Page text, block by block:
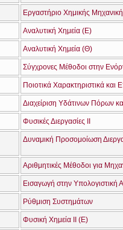
Εργαστήριο Χημικής
Αναλυτική Χημεία (Ε)
Αναλυτική Χημεία (Θ)
Σύγχρονες Μέθοδοι στην
Ποιοτικά Χαρακτηριστικά και
Διαχείριση Υδάτινων Πόρων
Φυσικές Διεργασίες ΙΙ
Δυναμική Προσομοίωση
Αριθμητικές Μέθοδοι για
Ρύθμιση Συστημάτων
Φυσική Χημεία ΙΙ (Ε)